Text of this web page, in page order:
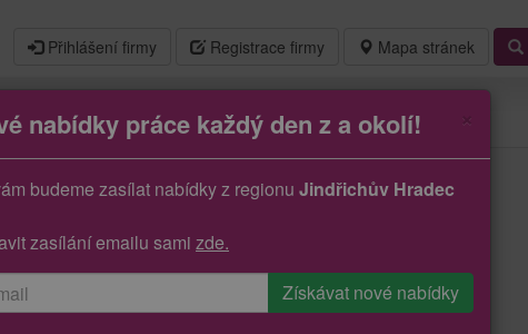
Mapa stránek
Přihlášení firmy Registrace firmy
nabídky práce každý den z a okolí!
budeme zasílat nabídky z regionu Jindřichův Hradec
zasílání emailu sami zde.